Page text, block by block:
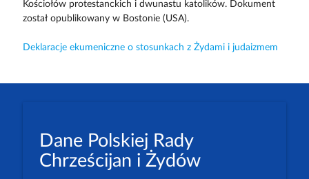
Kościołów protestanckich i dwunastu katolików. Dokument
został opublikowany w Bostonie (USA).
Deklaracje ekumeniczne o stosunkach z Żydami i judaizmem
Dane Polskiej Rady
Chrześcijan i Żydów